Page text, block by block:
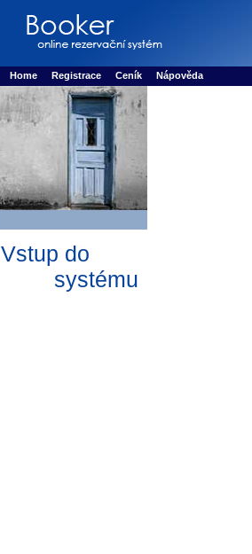
Rezervujse - Port�l pro online rezervace sportu
Home Registrace Ceník Nápověda
Vstup do
systému